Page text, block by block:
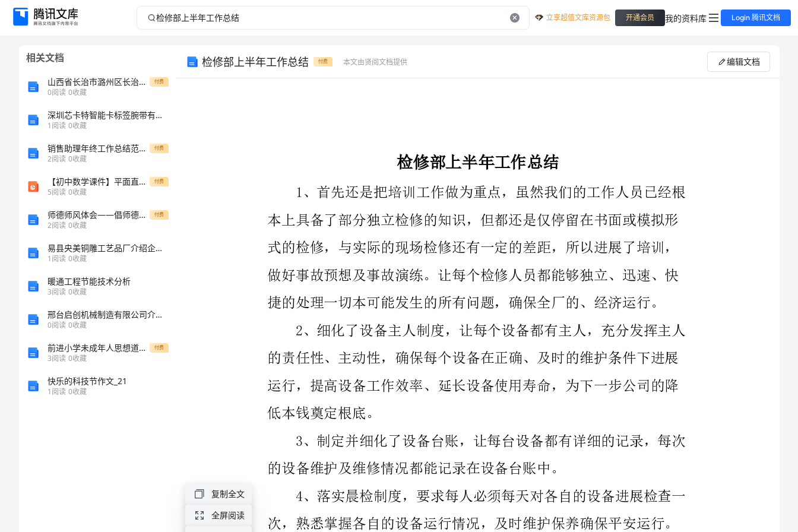
检
立享超值文库资源包 开通会员 我的资料库 Login 腾讯文档
相关文档
山西省长治市潞州区长治市第二中学校2024年物理高一上册期末学业质量监测模拟试题含解析 付费
0阅读 0收藏
深圳芯卡特智能卡标签腕带有限公司介绍企业发展分析报告
1阅读 0收藏
销售助理年终工作总结范文最新 付费
2阅读 0收藏
【初中数学课件】平面直角坐标系及函数的概念ppt课件 付费
5阅读 0收藏
师德师风体会——倡师德nbsp;树新表 付费
2阅读 0收藏
易县央美铜雕工艺品厂介绍企业发展分析报告
1阅读 0收藏
暖通工程节能技术分析
3阅读 0收藏
邢台启创机械制造有限公司介绍企业发展分析报告
0阅读 0收藏
前进小学未成年人思想道德建设进展情况简介 付费
3阅读 0收藏
快乐的科技节作文_21
1阅读 0收藏
检修部上半年工作总结 付费 本文由贤阅文档提供 编辑文档
6、及时制定检修方案及落实公司组织的各项小修工作，顺利完
成了#2炉#1机的小修工作。
7、鼓励及催促本部门员工站在各自的角度上仔细分析现场的设
本上具备了部分独立检修的知识，但都还是仅停留在书面或模拟形
式的检修，与实际的现场检修还有一定的差距，所以进展了培训，
做好事故预想及事故演练。让每个检修人员都能够独立、迅速、快
的责任性、主动性，确保每个设备在正确、及时的维护条件下进展
运行，提高设备工作效率、延长设备使用寿命，为下一步公司的降
的设备维护及维修情况都能记录在设备台账中。
4、落实晨检制度，要求每人必须每天对各自的设备进展检查一
复制全文
全屏阅读